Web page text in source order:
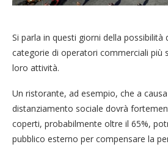
Si parla in questi giorni della possibilità
categorie di operatori commerciali più
loro attività.
Un ristorante, ad esempio, che a
distanziamento sociale dovrà
coperti, probabilmente oltre il 65%,
pubblico esterno per compensare la